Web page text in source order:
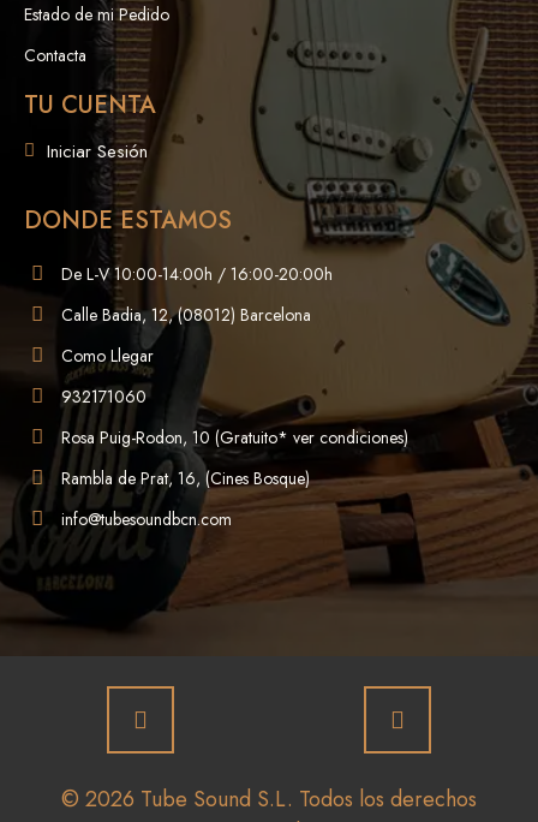
Estado de mi Pedido
Contacta
TU CUENTA
Iniciar Sesión
DONDE ESTAMOS
De L-V 10:00-14:00h / 16:00-20:00h
Calle Badia, 12, (08012) Barcelona
Como Llegar
932171060
Rosa Puig-Rodon, 10 (Gratuito* ver condiciones)
Rambla de Prat, 16, (Cines Bosque)
info@tubesoundbcn.com
© 2026 Tube Sound S.L. Todos los derechos